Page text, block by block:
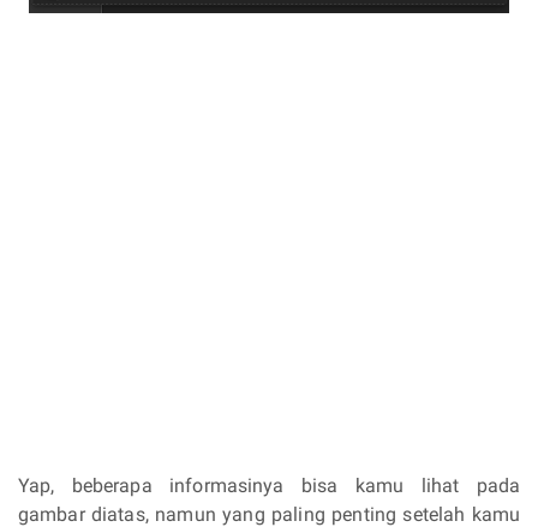
Yap, beberapa informasinya bisa kamu lihat pada
gambar diatas, namun yang paling penting setelah kamu